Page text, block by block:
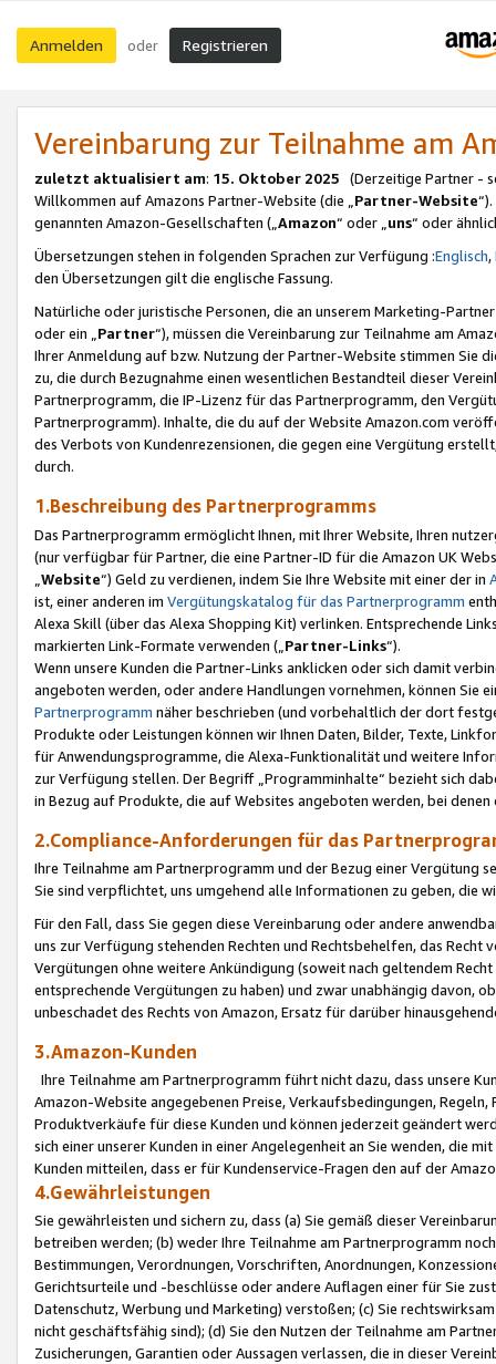
Anmelden oder Registrieren
Vereinbarung zur Teilnahme am
zuletzt aktualisiert am: 15. Oktober 2025 (Derzeitige Partner -
Willkommen auf Amazons Partner-Website (die „Partner-Website
genannten Amazon-Gesellschaften („Amazon“ oder „uns“ oder
Übersetzungen stehen in folgenden Sprachen zur Verfügung :Englisch,
den Übersetzungen gilt die englische Fassung.
Natürliche oder juristische Personen, die an unserem Marketing-
oder ein „Partner“), müssen die Vereinbarung zur Teilnahme am
Ihrer Anmeldung auf bzw. Nutzung der Partner-Website stimmen Sie
zu, die durch Bezugnahme einen wesentlichen Bestandteil dieser
Partnerprogramm, die IP-Lizenz für das Partnerprogramm, den
Partnerprogramm). Inhalte, die du auf der Website Amazon.com
des Verbots von Kundenrezensionen, die gegen eine Vergütung
durch.
1.Beschreibung des Partnerprogramms
Das Partnerprogramm ermöglicht Ihnen, mit Ihrer Website, Ihren
(nur verfügbar für Partner, die eine Partner-ID für die Amazon UK
Website“) Geld zu verdienen, indem Sie Ihre Website mit einer der in
ist, einer anderen im Vergütungskatalog für das Partnerprogramm
Alexa Skill (über das Alexa Shopping Kit) verlinken. Entsprechende
markierten Link-Formate verwenden („ Partner-Links“).
Wenn unsere Kunden die Partner-Links anklicken oder sich damit
angeboten werden, oder andere Handlungen vornehmen, können Sie
Partnerprogramm näher beschrieben (und vorbehaltlich der dort
Produkte oder Leistungen können wir Ihnen Daten, Bilder, Texte,
für Anwendungsprogramme, die Alexa-Funktionalität und weitere
zur Verfügung stellen. Der Begriff „Programminhalte“ bezieht sich
in Bezug auf Produkte, die auf Websites angeboten werden, bei
2.Compliance-Anforderungen für das
Ihre Teilnahme am Partnerprogramm und der Bezug einer Vergütung
Sie sind verpflichtet, uns umgehend alle Informationen zu geben, die
Für den Fall, dass Sie gegen diese Vereinbarung oder andere
uns zur Verfügung stehenden Rechten und Rechtsbehelfen, das
Vergütungen ohne weitere Ankündigung (soweit nach geltendem
entsprechende Vergütungen zu haben) und zwar unabhängig davon,
unbeschadet des Rechts von Amazon, Ersatz für darüber
3.Amazon-Kunden
Ihre Teilnahme am Partnerprogramm führt nicht dazu, dass unsere
Amazon-Website angegebenen Preise, Verkaufsbedingungen,
Produktverkäufe für diese Kunden und können jederzeit geändert
sich einer unserer Kunden in einer Angelegenheit an Sie wenden, die
Kunden mitteilen, dass er für Kundenservice-Fragen den auf der
4.Gewährleistungen
Sie gewährleisten und sichern zu, dass (a) Sie gemäß dieser
betreiben werden; (b) weder Ihre Teilnahme am Partnerprogramm
Bestimmungen, Verordnungen, Vorschriften, Anordnungen,
Gerichtsurteile und -beschlüsse oder andere Auflagen einer für Sie
Datenschutz, Werbung und Marketing) verstoßen; (c) Sie
nicht geschäftsfähig sind); (d) Sie den Nutzen der Teilnahme am
Zusicherungen, Garantien oder Aussagen verlassen, die in dieser